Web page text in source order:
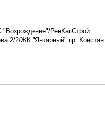
РенКапСтрой
2/2/ЖК "Янтарный" пр.